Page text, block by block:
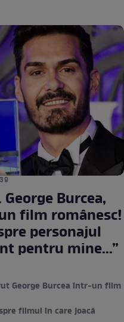
Burcea,
film românesc!
personajul
pentru mine...”
George Burcea într-un film
filmul în care joacă